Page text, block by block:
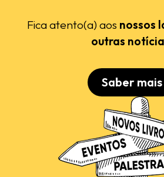
Fica atento(a) aos nossos
outras
Saber mais